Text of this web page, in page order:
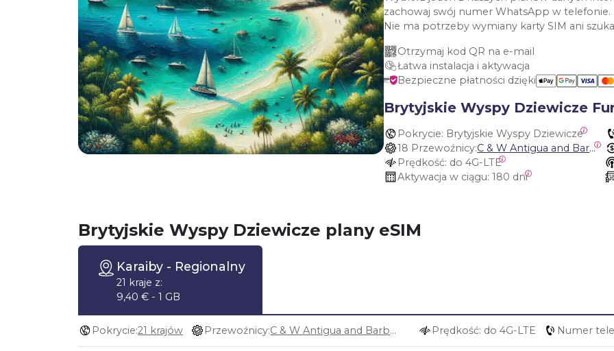
zachowaj swój numer WhatsApp w telefonie.
Nie ma potrzeby wymiany karty SIM ani
Otrzymaj kod QR na e-mail
Łatwa instalacja i aktywacja
Bezpieczne płatności dzięki
Brytyjskie Wyspy Dziewicze
Pokrycie: Brytyjskie Wyspy Dziewicze
18 Przewoźnicy:
C & W Antigua and Barbuda, Cable and Wireless Anguilla, Cable & Wireless - LIME, Setel Netherlands Antilles, BTC Bahamas, C&W (Flow), Claro, Bouygues/DigiCel, Dauphin, Free, Cable & Wireless Jamaica, Cable & Wireless Saint Kitts and Nevis, Cable & Wireless Saint Lucia, Cable & Wireless Montserrat, Liberty, Telephone Company Puerto Rico , Cable & Wireless, C & W Saint Vincent and Grenadines
Prędkość: do 4G-LTE
Aktywacja w ciągu: 180 dni
Brytyjskie Wyspy Dziewicze plany eSIM
Karaiby- Regionalny
21 kraje z:
9,40 € - 1 GB
Pokrycie:21 krajów Przewoźnicy: C & W Antigua and Barbuda, Cable and Wireless Anguilla, Cable & Wireless - LIME, Setel Netherlands Antilles, BTC Bahamas, C&W (Flow), Claro, Bouygues/DigiCel, Dauphin, Free, Cable & Wireless Jamaica, Cable & Wireless Saint Kitts and Nevis, Cable & Wireless Saint Lucia, Cable & Wireless Montserrat, Liberty, Telephone Company Puerto Rico , Cable & Wireless, C & W Saint Vincent and Grenadines Prędkość: do 4G-LTE Numer